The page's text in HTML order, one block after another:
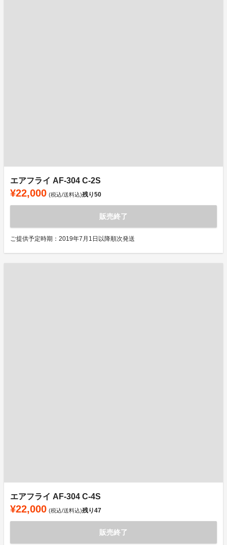
エアフライ AF-304 C-2S
¥22,000 (税込/送料込)残り50
販売終了
ご提供予定時期：2019年7月1日以降順次発送
エアフライ AF-304 C-4S
¥22,000 (税込/送料込)残り47
販売終了